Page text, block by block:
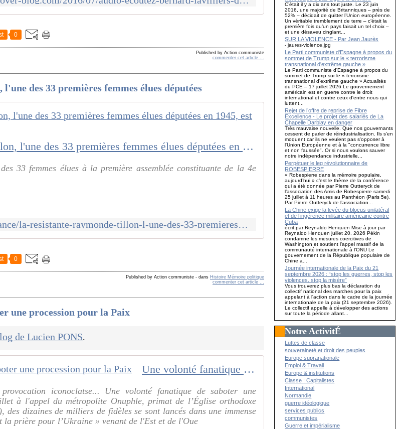
0
Published by Action communiste
commenter cet article …
des 33 premières femmes élues députées
La résistante Raymonde Tillon, l'une des 33 premières femmes élues députées en 1945, est morte à l'âge de 100 ans
33 femmes élues à la première assemblée constituante de la 4e
http://www.francetvinfo.fr/france/la-resistante-raymonde-tillon-l-une-des-33-premieres-femmes-elues-deputees-en-1945-est-morte-a-l-age-de-100-ans_1551527.html
0
Published by Action communiste - dans Histoire Mémoire politique
commenter cet article …
une procession pour la Paix
de Lucien PONS.
Une volonté fanatique de saboter une procession pour la Paix
iconoclatse... Une volonté fanatique de saboter une
à l'appel du métropolite Onuphle, primat de l’Église orthodoxe
des dizaines de milliers de fidèles se sont lancés dans une immense
prière pour l’Ukraine » venant de l'Est et de l'Oue
C’était il y a dix ans tout juste. Le 23 juin
2016, une majorité de Britanniques – près de
52% – décidait de quitter l’Union européenne.
Un véritable tremblement de terre – c’était la
première fois qu’un pays faisait un tel choix –
et une désaveu cinglant...
SUR LA VIOLENCE - Par Jean Jaurès
- jaures-violence.jpg
Le Parti communiste d'Espagne à propos du
sommet de Trump sur le « terrorisme
transnational d'extrême gauche »
Le Parti communiste d'Espagne à propos du
sommet de Trump sur le « terrorisme
transnational d'extrême gauche » Actualités
du PCE – 17 juillet 2026 Le gouvernement
américain est en guerre contre le droit
international et contre ceux d'entre nous qui
luttent...
Rejet de l’offre de reprise de Fibre
Excellence - Le projet des salariés de La
Chapelle Darblay en danger
Très mauvaise nouvelle. Que nos gouvernants
cessent de parler de réindustrialisation. Ils s'en
moquent car ils ne veulent pas s'opposer à
l'Union Européenne et à la "concurrence libre
et non faussée". Or si nous voulons sauver
notre indépendance industrielle...
Perpétuer le leg révolutionnaire de
ROBESPIERRE
« Robespierre dans la mémoire populaire,
aujourd’hui » c’est le thème de la conférence
qui a été donnée par Pierre Outteryck de
l’association des Amis de Robespierre samedi
25 juillet à 11 heures au Panthéon (Paris 5e).
Par Pierre Outteryck de l’association...
La Chine exige la levée du blocus unilatéral
et de l’ingérence militaire américaine contre
Cuba
écrit par Reynaldo Henquen Mise à jour par
Reynaldo Henquen juillet 20, 2026 Pékin
condamne les mesures coercitives de
Washington et soutient l’appel massif de la
communauté internationale à l’ONU Le
gouvernement de la République populaire de
Chine a...
Journée internationale de la Paix du 21
septembre 2026 : “stop les guerres, stop les
violences, stop la misère”
Vous trouverez plus bas la déclaration du
collectif national des marches pour la paix
appelant à l'action dans le cadre de la journée
internationale de la paix (21 septembre 2026).
Le collectif appelle à développer des actions
sur toute la période allant...
Notre ActivitÉ
Luttes de classe
souveraineté et droit des peuples
Europe supranationale
Emploi & Travail
Europe & institutions
Classe : Capitalistes
International
Normandie
guerre idéologique
services publics
communistes
Guerre et impérialisme